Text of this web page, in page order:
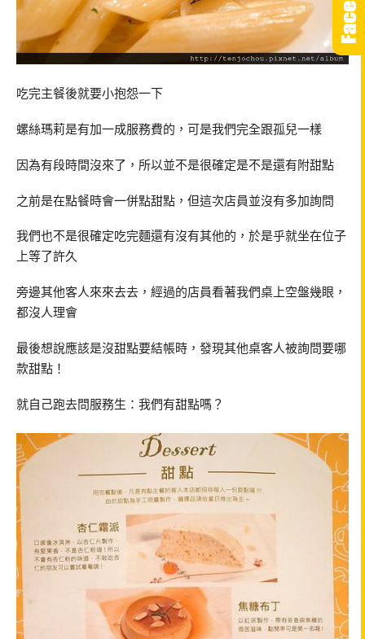
吃完主餐後就要小抱怨一下
螺絲瑪莉是有加一成服務費的，可是我們完全跟孤兒一樣
因為有段時間沒來了，所以並不是很確定是不是還有附甜點
之前是在點餐時會一併點甜點，但這次店員並沒有多加詢問
我們也不是很確定吃完麵還有沒有其他的，於是乎就坐在位子
上等了許久
旁邊其他客人來來去去，經過的店員看著我們桌上空盤幾眼，
都沒人理會
最後想說應該是沒甜點要結帳時，發現其他桌客人被詢問要哪
款甜點！
就自己跑去問服務生：我們有甜點嗎？